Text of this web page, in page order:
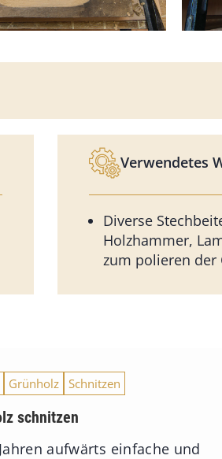
Verwendetes
Diverse
Holzhammer,
zum polieren der
Grünholz Schnitzen
schnitzen
aufwärts einfache und